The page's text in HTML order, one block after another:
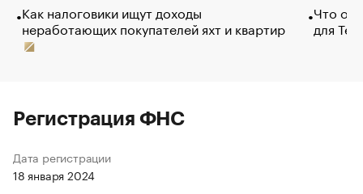
Как налоговики ищут доходы
неработающих покупателей яхт и квартир
Что
для
Регистрация ФНС
Дата регистрации
18 января 2024